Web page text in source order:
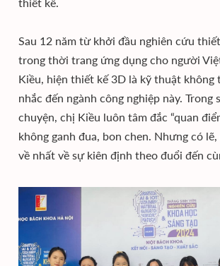
Sau 12 năm từ khởi đầu nghiên cứu
trong thời trang ứng dụng cho người
Kiều, hiện thiết kế 3D là kỹ thuật không
nhắc đến ngành công nghiệp này. Trong
chuyện, chị Kiều luôn tâm đắc “quan
không ganh đua, bon chen. Nhưng có
về nhất về sự kiên định theo đuổi đến